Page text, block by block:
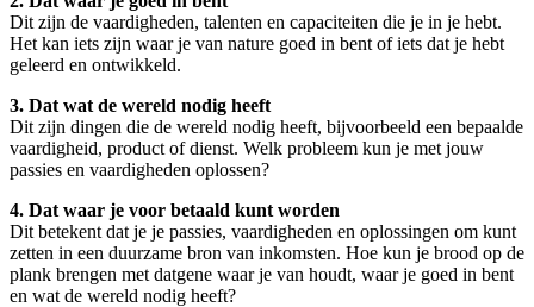
Dit zijn de vaardigheden, talenten en capaciteiten die je in je hebt.
Het kan iets zijn waar je van nature goed in bent of iets dat je hebt
geleerd en ontwikkeld.
3. Dat wat de wereld nodig heeft
Dit zijn dingen die de wereld nodig heeft, bijvoorbeeld een bepaalde
vaardigheid, product of dienst. Welk probleem kun je met jouw
passies en vaardigheden oplossen?
4. Dat waar je voor betaald kunt worden
Dit betekent dat je je passies, vaardigheden en oplossingen om kunt
zetten in een duurzame bron van inkomsten. Hoe kun je brood op de
plank brengen met datgene waar je van houdt, waar je goed in bent
en wat de wereld nodig heeft?